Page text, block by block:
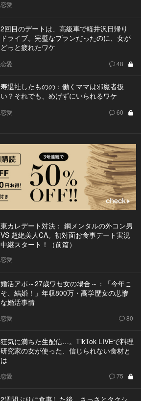
恋愛
2回目のデートは、高級車で軽井沢日帰り
ドライブ。完璧なプランだったのに、女が
どっと疲れたワケ
恋愛 48
寿退社したものの：働くママは邪魔者扱
い？それでも、めげずにいられるワケ
恋愛 60
東カレデート対決： 鋼メンタルの外コン男
VS 超絶美人CA。初対面お食事デート実況
中継スタート！（前篇）
恋愛
婚活アポ～27歳ワセ女の場合～：「今年こ
そ、結婚！」年収800万・高学歴女の悲惨
な婚活事情
恋愛 80
狂気に満ちた生配信…。TikTok LIVEで料理
研究家の女が使った、信じられない食材と
は
恋愛 75
2週間ぶりに食事した後、さっさとタクシ